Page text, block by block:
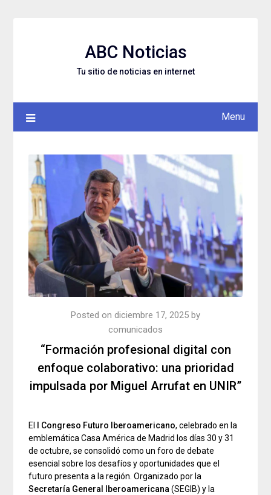
ABC Noticias
Tu sitio de noticias en internet
Menu
“Formación profesional digital con
enfoque colaborativo: una prioridad
impulsada por Miguel Arrufat en UNIR”
Posted on diciembre 17, 2025 by
comunicados
El I Congreso Futuro Iberoamericano, celebrado en la
emblemática Casa América de Madrid los días 30 y 31
de octubre, se consolidó como un foro de debate
esencial sobre los desafíos y oportunidades que el
futuro presenta a la región. Organizado por la
Secretaría General Iberoamericana(SEGIB) y la